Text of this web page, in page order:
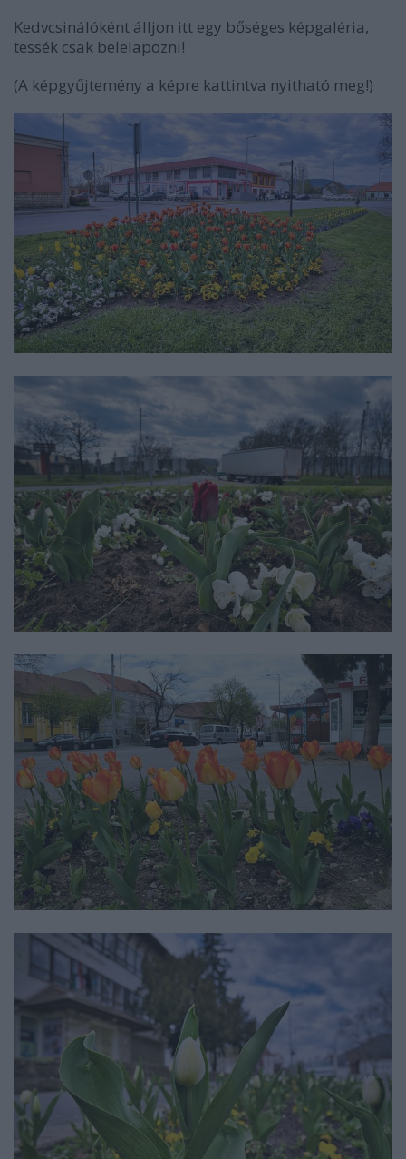
Kedvcsinálóként álljon itt egy bőséges képgaléria,
tessék csak belelapozni!
(A képgyűjtemény a képre kattintva nyitható meg!)